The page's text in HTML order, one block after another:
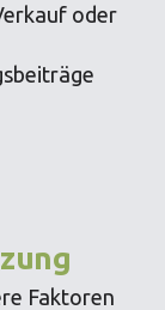
oder
Faktoren